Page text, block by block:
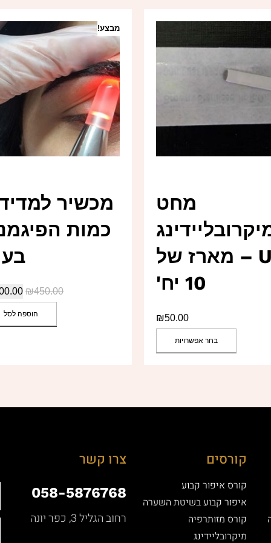
מחט
U – מארז של
10 יח'
₪50.00
בחר אפשרויות
מבצע!
מכשיר
כמות
₪450.00
הוספה לסל
קורסים
קורס איפור קבוע
איפור קבוע בשיטת השערה
קורס מזותרפיה
מיקרובליידינג
צרו קשר
058-5876768
רחוב הגליל 3, כפר יונה